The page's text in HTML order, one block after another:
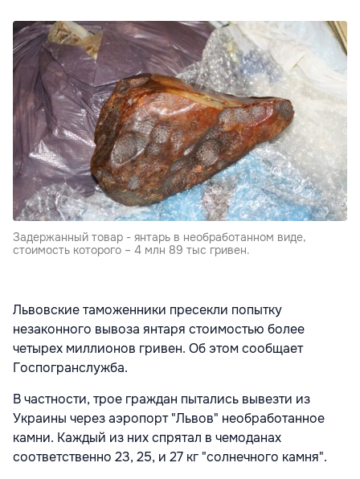
Задержанный товар - янтарь в необработанном виде,
стоимость которого – 4 млн 89 тыс гривен.
Львовские таможенники пресекли попытку
незаконного вывоза янтаря стоимостью более
четырех миллионов гривен. Об этом сообщает
Госпогранслужба.
В частности, трое граждан пытались вывезти из
Украины через аэропорт "Львов" необработанное
камни. Каждый из них спрятал в чемоданах
соответственно 23, 25, и 27 кг "солнечного камня".